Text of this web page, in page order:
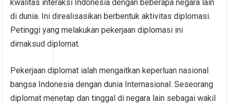
kwalitas interaksi Indonesia dengan beberapa negara lain
di dunia. Ini direalisasikan berbentuk aktivitas diplomasi.
Petinggi yang melakukan pekerjaan diplomasi ini
dimaksud diplomat.
Pekerjaan diplomat ialah mengaitkan keperluan nasional
bangsa Indonesia dengan dunia Internasional. Seseorang
diplomat menetap dan tinggal di negara lain sebagai wakil